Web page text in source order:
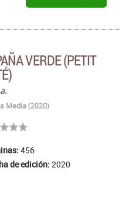
VERDE (PETIT
Media (2020)
456
de edición: 2020